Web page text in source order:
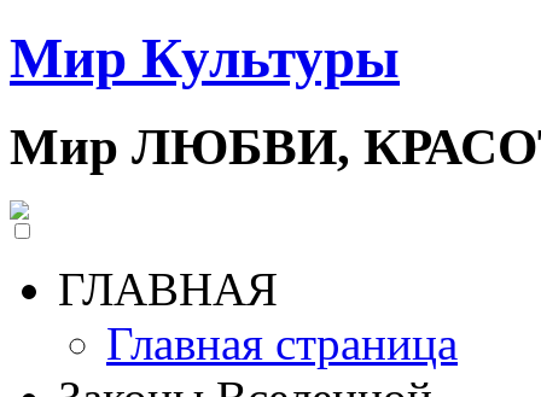
Мир Культуры
Мир ЛЮБВИ,
ГЛАВНАЯ
Главная страница